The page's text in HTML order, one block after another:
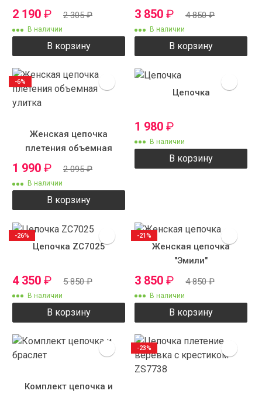
2 190 ₽ 2 305₽
В наличии
В корзину
3 850 ₽ 4 850₽
В наличии
В корзину
Женская цепочка
плетения объемная
1 990 ₽ 2 095₽
В наличии
В корзину
-6%
Цепочка
1 980 ₽
В наличии
В корзину
Цепочка ZC7025
4 350 ₽ 5 850₽
В наличии
В корзину
-26%
Женская цепочка
"Эмили"
3 850 ₽ 4 850₽
В наличии
В корзину
-21%
Комплект цепочка и
-23%